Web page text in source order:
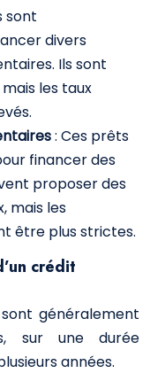
sont
divers
Ils sont
les taux
: Ces prêts
financer des
proposer des
mais les
être plus strictes.
crédit
généralement
sur une durée
années.